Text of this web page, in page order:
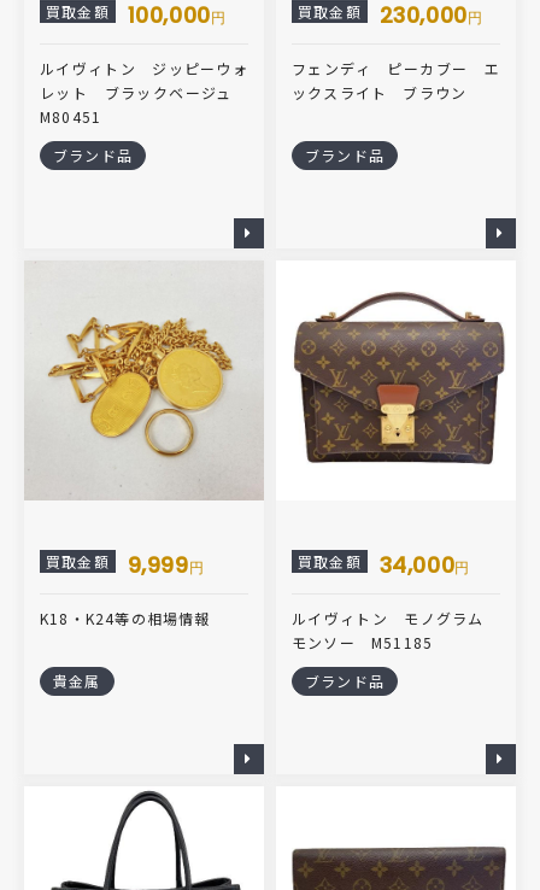
買取金額 100,000円
ルイヴィトン ジッピーウォ
レット ブラックベージュ
M80451
ブランド品
買取金額 230,000円
フェンディ ピーカブー エ
ックスライト ブラウン
ブランド品
買取金額 9,999円
K18・K24等の相場情報
貴金属
買取金額 34,000円
ルイヴィトン モノグラム
モンソー M51185
ブランド品